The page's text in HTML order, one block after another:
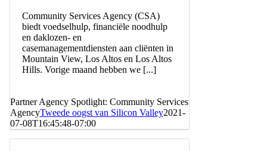
Community Services Agency (CSA)
biedt voedselhulp, financiële noodhulp
en daklozen- en
casemanagementdiensten aan cliënten in
Mountain View, Los Altos en Los Altos
Hills. Vorige maand hebben we [...]
Partner Agency Spotlight: Community Services
AgencyTweede oogst van Silicon Valley2021-
07-08T16:45:48-07:00